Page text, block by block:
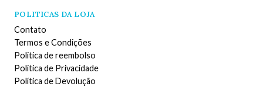
POLITICAS DA LOJA
Contato
Termos e Condições
Politica de reembolso
Política de Privacidade
Política de Devolução